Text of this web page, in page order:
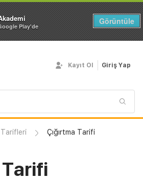
Play'de
Görüntüle
Kayıt Ol Giriş Yap
Tarifleri Çığırtma Tarifi
Tarifi